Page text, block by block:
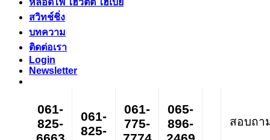
หลอดไฟ ไฮวัตต์ ไฮเบย์
สวิทช์ชิ่ง
บทความ
ติดต่อเรา
Login
Newsletter
061-
825-
061-
825-
061-
775-
065-
896-
สอบถา